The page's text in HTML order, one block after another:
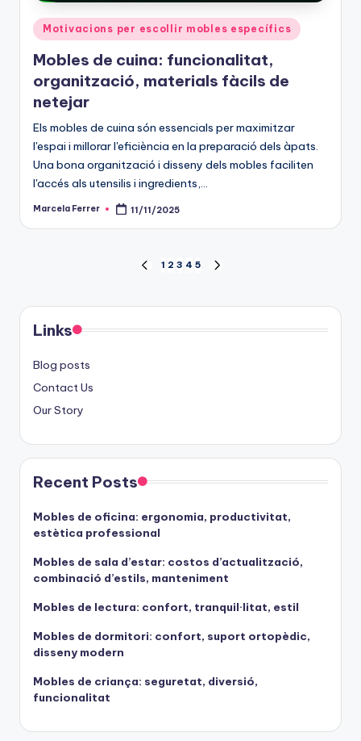
Posted
in
Motivacions per escollir mobles específics
Mobles de cuina: funcionalitat,
organització, materials fàcils de
netejar
Els mobles de cuina són essencials per maximitzar
l'espai i millorar l'eficiència en la preparació dels àpats.
Una bona organització i disseny dels mobles faciliten
l'accés als utensilis i ingredients,…
Posted
Marcela Ferrer 11/11/2025
pagination
PREVIOUS
1 2 3 4 5
Links
Blog posts
Contact Us
Our Story
Recent Posts
Mobles de oficina: ergonomia, productivitat,
estètica professional
Mobles de sala d’estar: costos d’actualització,
combinació d’estils, manteniment
Mobles de lectura: confort, tranquil·litat, estil
Mobles de dormitori: confort, suport ortopèdic,
disseny modern
Mobles de criança: seguretat, diversió,
funcionalitat